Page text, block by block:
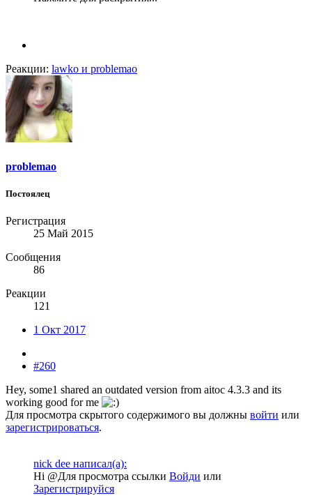
Реакции: lawko и problemao
problemao
Постоялец
Регистрация
25 Май 2015
Сообщения
86
Реакции
121
1 Окт 2017
#260
Hey, some1 shared an outdated version from aitoc 4.3.3 and its
working good for me
Для просмотра скрытого содержимого вы должны войти или
зарегистрироваться.
nick dee написал(а):
Hi @Для просмотра ссылки Войди или
Зарегистрируйся